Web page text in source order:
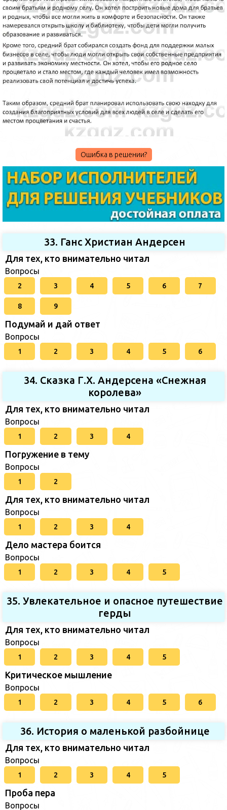
Ошибка в решении?
33. Ганс Христиан Андерсен
Для тех, кто внимательно читал
Вопросы
2 3 4 5 6 7
8 9
Подумай и дай ответ
Вопросы
1 2 3 4 5 6
34. Сказка Г.Х. Андерсена «Снежная
королева»
Для тех, кто внимательно читал
Вопросы
1 2 3 4
Погружение в тему
Вопросы
1 2
Для тех, кто внимательно читал
Вопросы
1 2 3 4
Дело мастера боится
Вопросы
1 2 3 4 5
35. Увлекательное и опасное путешествие
герды
Для тех, кто внимательно читал
Вопросы
1 2 3 4 5
Критическое мышление
Вопросы
1 2 3 4 5 6
36. История о маленькой разбойнице
Для тех, кто внимательно читал
Вопросы
1 2 3 4 5
Проба пера
Вопросы